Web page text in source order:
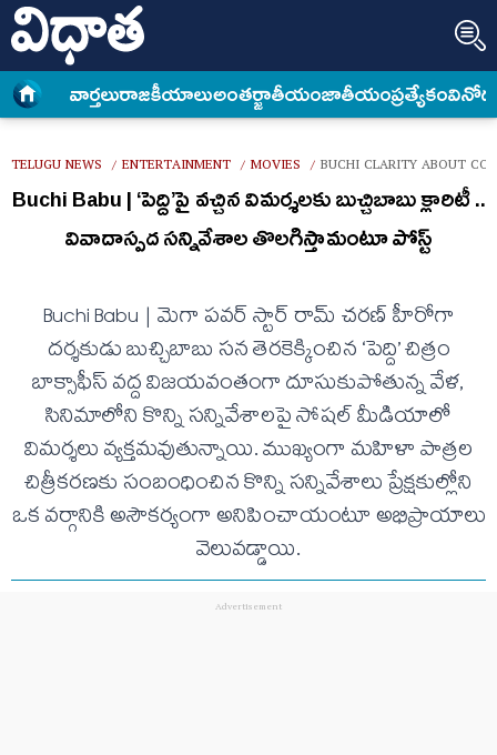
వార్త‌లురాజకీయాలుఅంత‌ర్జాతీయంజాతీయంప్రత్యేకం
TELUGU NEWS / ENTERTAINMENT / MOVIES / BUCHI CLARITY ABOUT
Buchi Babu | ‘పెద్ది’పై వచ్చిన విమర్శలకు బుచ్చిబాబు క్లారిటీ ..
వివాదాస్పద సన్నివేశాల తొలగిస్తామంటూ పోస్ట్
Buchi Babu | మెగా పవర్ స్టార్ రామ్ చరణ్ హీరోగా
దర్శకుడు బుచ్చిబాబు సన తెరకెక్కించిన ‘పెద్ది’ చిత్రం
బాక్సాఫీస్ వద్ద విజయవంతంగా దూసుకుపోతున్న వేళ,
సినిమాలోని కొన్ని సన్నివేశాలపై సోషల్ మీడియాలో
విమర్శలు వ్యక్తమవుతున్నాయి. ముఖ్యంగా మహిళా పాత్రల
చిత్రీకరణకు సంబంధించిన కొన్ని సన్నివేశాలు ప్రేక్షకుల్లోని
ఒక వర్గానికి అసౌకర్యంగా అనిపించాయంటూ అభిప్రాయాలు
వెలువడ్డాయి.